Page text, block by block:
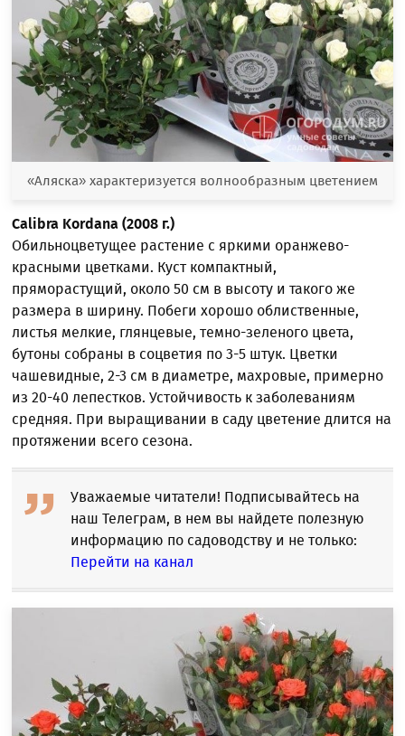
«Аляска» характеризуется волнообразным цветением
Calibra Kordana (2008 г.)
Обильноцветущее растение с яркими оранжево-
красными цветками. Куст компактный,
пряморастущий, около 50 см в высоту и такого же
размера в ширину. Побеги хорошо облиственные,
листья мелкие, глянцевые, темно-зеленого цвета,
бутоны собраны в соцветия по 3-5 штук. Цветки
чашевидные, 2-3 см в диаметре, махровые, примерно
из 20-40 лепестков. Устойчивость к заболеваниям
средняя. При выращивании в саду цветение длится на
протяжении всего сезона.
Уважаемые читатели! Подписывайтесь на
наш Телеграм, в нем вы найдете полезную
информацию по садоводству и не только:
Перейти на канал